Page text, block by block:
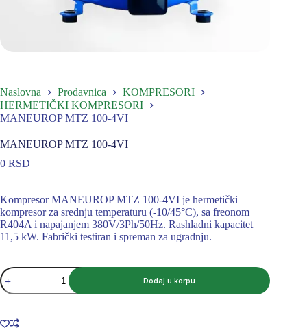
Naslovna Prodavnica
KOMPRESORI
HERMETIČKI KOMPRESORI
MANEUROP MTZ 100-4VI
MANEUROP MTZ 100-4VI
0 RSD
Kompresor MANEUROP MTZ 100-4VI je hermetički
kompresor za srednju temperaturu (-10/45°C), sa freonom
R404A i napajanjem 380V/3Ph/50Hz. Rashladni kapacitet
11,5 kW. Fabrički testiran i spreman za ugradnju.
MANEUROP
MTZ
100-
količina
Dodaj u korpu